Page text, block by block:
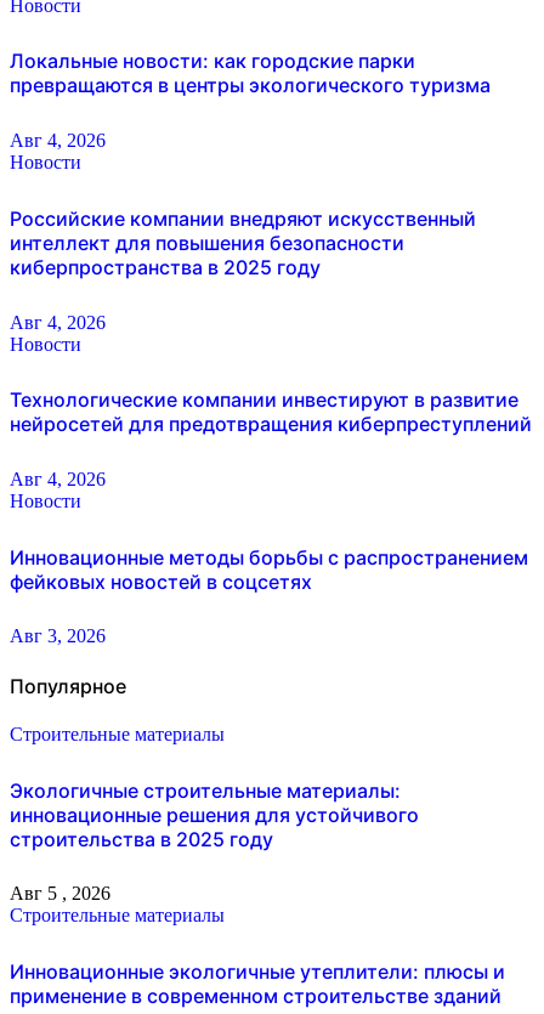
Новости
Локальные новости: как городские парки
превращаются в центры экологического туризма
Авг 4, 2026
Новости
Российские компании внедряют искусственный
интеллект для повышения безопасности
киберпространства в 2025 году
Авг 4, 2026
Новости
Технологические компании инвестируют в развитие
нейросетей для предотвращения киберпреступлений
Авг 4, 2026
Новости
Инновационные методы борьбы с распространением
фейковых новостей в соцсетях
Авг 3, 2026
Популярное
Строительные материалы
Экологичные строительные материалы:
инновационные решения для устойчивого
строительства в 2025 году
Авг 5 , 2026
Строительные материалы
Инновационные экологичные утеплители: плюсы и
применение в современном строительстве зданий